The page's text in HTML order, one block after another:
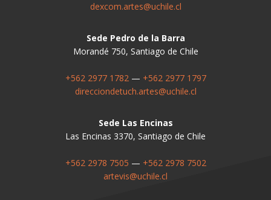
dexcom.artes@uchile.cl
Sede Pedro de la Barra
Morandé 750, Santiago de Chile
+562 2977 1782— +562 2977 1797
direcciondetuch.artes@uchile.cl
Sede Las Encinas
Las Encinas 3370, Santiago de Chile
+562 2978 7505 — +562 2978 7502
artevis@uchile.cl